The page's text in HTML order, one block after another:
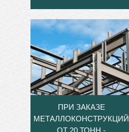
ПРИ ЗАКАЗЕ
МЕТАЛЛОКОНСТРУКЦИЙ